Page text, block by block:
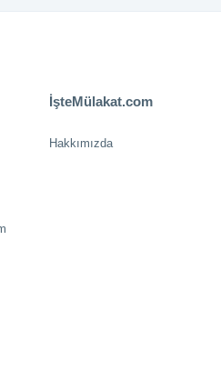
İşteMülakat.com
Hakkımızda